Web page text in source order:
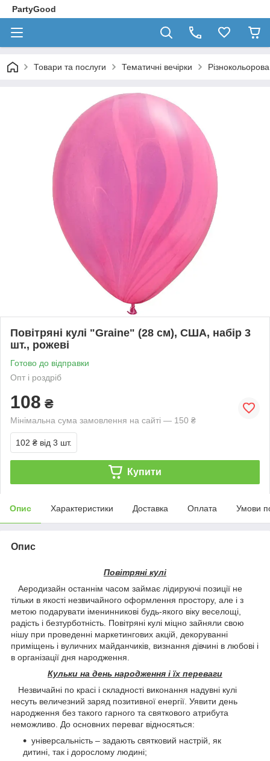
PartyGood
Товари та послуги Тематичні вечірки
Повітряні кулі "Graine" (28 см), США, набір 3
шт., рожеві
Готово до відправки
Опт і роздріб
108 ₴
Мінімальна сума замовлення на сайті — 150 ₴
102 ₴ від 3 шт.
Купити
Опис Характеристики Доставка Оплата Умови
Опис
Повітряні кулі
Аеродизайн останнім часом займає лідируючі позиції не
тільки в якості незвичайного оформлення простору, але і з
метою подарувати іменинникові будь-якого віку веселощі,
радість і безтурботність. Повітряні кулі міцно зайняли свою
нішу при проведенні маркетингових акцій, декоруванні
приміщень і вуличних майданчиків, визнання дівчині в любові і
в організації дня народження.
Кульки на день народження і їх переваги
Незвичайні по красі і складності виконання надувні кулі
несуть величезний заряд позитивної енергії. Уявити день
народження без такого гарного та святкового атрибута
неможливо. До основних переваг відносяться:
універсальність – задають святковий настрій, як
дитині, так і дорослому людині;